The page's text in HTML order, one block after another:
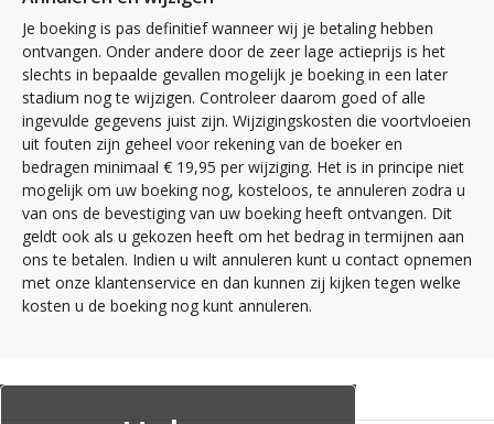
Je boeking is pas definitief wanneer wij je betaling hebben
ontvangen. Onder andere door de zeer lage actieprijs is het
slechts in bepaalde gevallen mogelijk je boeking in een later
stadium nog te wijzigen. Controleer daarom goed of alle
ingevulde gegevens juist zijn. Wijzigingskosten die voortvloeien
uit fouten zijn geheel voor rekening van de boeker en
bedragen minimaal € 19,95 per wijziging. Het is in principe niet
mogelijk om uw boeking nog, kosteloos, te annuleren zodra u
van ons de bevestiging van uw boeking heeft ontvangen. Dit
geldt ook als u gekozen heeft om het bedrag in termijnen aan
ons te betalen. Indien u wilt annuleren kunt u contact opnemen
met onze klantenservice en dan kunnen zij kijken tegen welke
kosten u de boeking nog kunt annuleren.